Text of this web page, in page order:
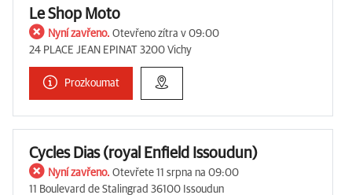
Le Shop Moto
Nyní zavřeno. Otevřeno zítra v 09:00
24 PLACE JEAN EPINAT 3200 Vichy
Prozkoumat
Cycles Dias (royal Enfield Issoudun)
Nyní zavřeno. Otevřete 11 srpna na 09:00
11 Boulevard de Stalingrad 36100 Issoudun